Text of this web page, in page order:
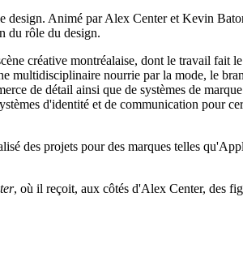
Animé par Alex Center et Kevin
du rôle du design.
créative montréalaise, dont le travail fait
multidisciplinaire nourrie par la mode, le
de détail ainsi que de systèmes de
d'identité et de communication pour
des projets pour des marques telles
, où il reçoit, aux côtés d'Alex Center, des